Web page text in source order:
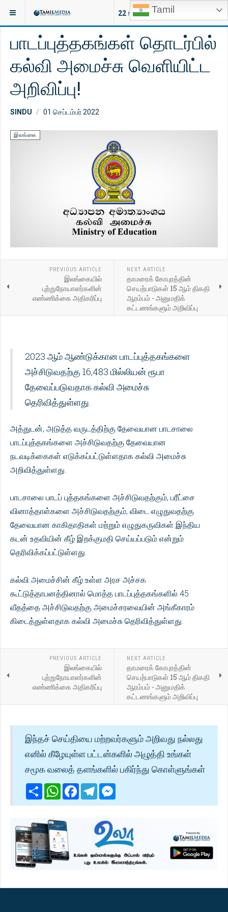
Tamil
22 NEW ARTICLES
இருக்குமிடம்: இலங்கை
பாடப்புத்தகங்கள் தொடர்பில்
கல்வி அமைச்சு வெளியிட்ட
அறிவிப்பு!
SINDU 01 செப்டம்பர் 2022
இலங்கை
PREVIOUS ARTICLE
இலங்கையில்
புற்றுநோயாளர்களின்
எண்ணிக்கை அதிகரிப்பு
NEXT ARTICLE
தாமரைக் கோபுரத்தின்
செயற்பாடுகள் 15 ஆம் திகதி
ஆரம்பம் - அனுமதிக்
கட்டணங்களும் அறிவிப்பு
2023 ஆம் ஆண்டுக்கான பாடப்புத்தகங்களை
அச்சிடுவதற்கு 16,483 மில்லியன் ரூபா
தேவைப்படுவதாக கல்வி அமைச்சு
தெரிவித்துள்ளது.
அத்துடன், அடுத்த வருடத்திற்கு தேவையான பாடசாலை
பாடப்புத்தகங்களை அச்சிடுவதற்கு தேவையான
நடவடிக்கைகள் எடுக்கப்பட்டுள்ளதாக கல்வி அமைச்சு
அறிவித்துள்ளது.
பாடசாலை பாடப் புத்தகங்களை அச்சிடுவதற்கும், பரீட்சை
வினாத்தாள்களை அச்சிடுவதற்கும், விடை எழுதுவதற்கு
தேவையான காகிதாதிகள் மற்றும் எழுதுகருவிகள் இந்திய
கடன் உதவியின் கீழ் இறக்குமதி செய்யப்படும் என்றும்
தெரிவிக்கப்பட்டுள்ளது.
கல்வி அமைச்சின் கீழ் உள்ள அரச அச்சக
கூட்டுத்தாபனத்தினால் மொத்த பாடப்புத்தகங்களில் 45
வீதத்தை அச்சிடுவதற்கு அமைச்சரவையின் அங்கீகாரம்
கிடைத்துள்ளதாக கல்வி அமைச்சு தெரிவித்துள்ளது.
PREVIOUS ARTICLE
இலங்கையில்
புற்றுநோயாளர்களின்
எண்ணிக்கை அதிகரிப்பு
NEXT ARTICLE
தாமரைக் கோபுரத்தின்
செயற்பாடுகள் 15 ஆம் திகதி
ஆரம்பம் - அனுமதிக்
கட்டணங்களும் அறிவிப்பு
இந்தச் செய்தியை மற்றவர்களும் அறிவது நல்லது
எனில் கீழேயுள்ள பட்டன்களில் அழுத்தி உங்கள்
சமூக வலைத் தளங்களில் பகிர்ந்து கொள்ளுங்கள்
ShareWhatsApp
Facebook
Telegram